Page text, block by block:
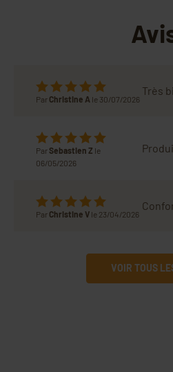
Par Christine A le 30/07/2026
Très
ParSebastien Z le
06/05/2026
Par Christine V le 23/04/2026
VOIR TOUS